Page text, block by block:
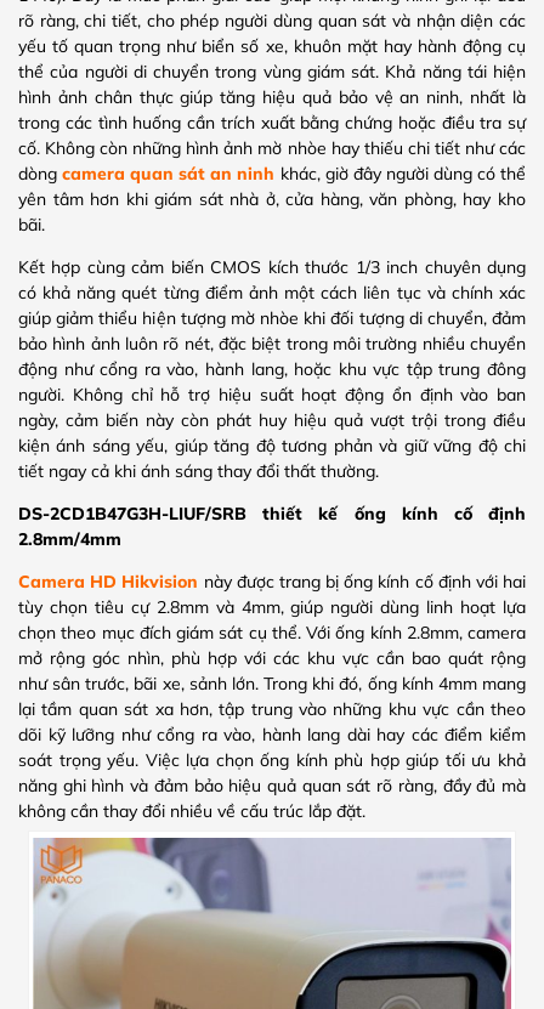
rõ ràng, chi tiết, cho phép người dùng quan sát và nhận diện các
yếu tố quan trọng như biển số xe, khuôn mặt hay hành động cụ
thể của người di chuyển trong vùng giám sát. Khả năng tái hiện
hình ảnh chân thực giúp tăng hiệu quả bảo vệ an ninh, nhất là
trong các tình huống cần trích xuất bằng chứng hoặc điều tra sự
cố. Không còn những hình ảnh mờ nhòe hay thiếu chi tiết như các
dòngcamera quan sát an ninh khác, giờ đây người dùng có thể
yên tâm hơn khi giám sát nhà ở, cửa hàng, văn phòng, hay kho
bãi.
Kết hợp cùng cảm biến CMOS kích thước 1/3 inch chuyên dụng
có khả năng quét từng điểm ảnh một cách liên tục và chính xác
giúp giảm thiểu hiện tượng mờ nhòe khi đối tượng di chuyển, đảm
bảo hình ảnh luôn rõ nét, đặc biệt trong môi trường nhiều chuyển
động như cổng ra vào, hành lang, hoặc khu vực tập trung đông
người. Không chỉ hỗ trợ hiệu suất hoạt động ổn định vào ban
ngày, cảm biến này còn phát huy hiệu quả vượt trội trong điều
kiện ánh sáng yếu, giúp tăng độ tương phản và giữ vững độ chi
tiết ngay cả khi ánh sáng thay đổi thất thường.
DS-2CD1B47G3H-LIUF/SRB thiết kế ống kính cố định
2.8mm/4mm
Camera HD Hikvision này được trang bị ống kính cố định với hai
tùy chọn tiêu cự 2.8mm và 4mm, giúp người dùng linh hoạt lựa
chọn theo mục đích giám sát cụ thể. Với ống kính 2.8mm, camera
mở rộng góc nhìn, phù hợp với các khu vực cần bao quát rộng
như sân trước, bãi xe, sảnh lớn. Trong khi đó, ống kính 4mm mang
lại tầm quan sát xa hơn, tập trung vào những khu vực cần theo
dõi kỹ lưỡng như cổng ra vào, hành lang dài hay các điểm kiểm
soát trọng yếu. Việc lựa chọn ống kính phù hợp giúp tối ưu khả
năng ghi hình và đảm bảo hiệu quả quan sát rõ ràng, đầy đủ mà
không cần thay đổi nhiều về cấu trúc lắp đặt.